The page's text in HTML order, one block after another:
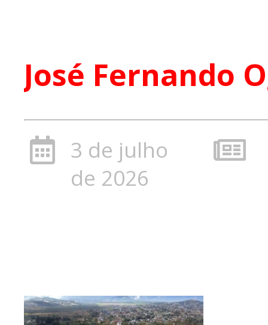
José Fernando
3 de julho
de 2026